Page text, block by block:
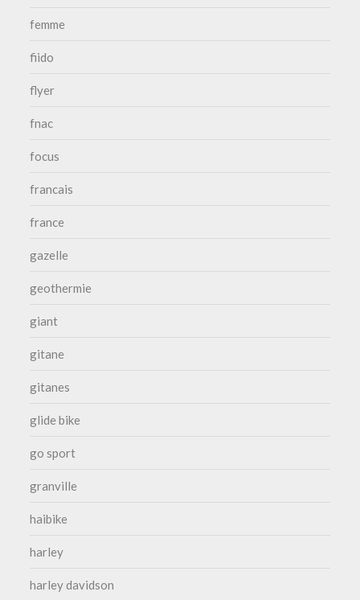
femme
fiido
flyer
fnac
focus
francais
france
gazelle
geothermie
giant
gitane
gitanes
glide bike
go sport
granville
haibike
harley
harley davidson